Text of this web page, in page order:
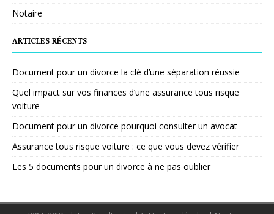
Notaire
ARTICLES RÉCENTS
Document pour un divorce la clé d’une séparation réussie
Quel impact sur vos finances d’une assurance tous risque
voiture
Document pour un divorce pourquoi consulter un avocat
Assurance tous risque voiture : ce que vous devez vérifier
Les 5 documents pour un divorce à ne pas oublier